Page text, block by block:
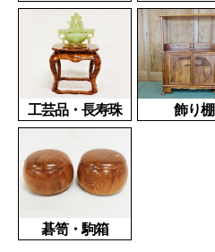
工芸品・長寿珠 飾り棚
碁笥・駒箱